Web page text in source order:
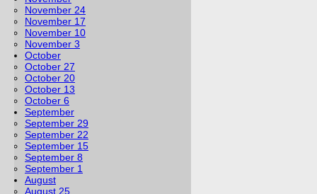
November 24
November 17
November 10
November 3
October
October 27
October 20
October 13
October 6
September
September 29
September 22
September 15
September 8
September 1
August
August 25